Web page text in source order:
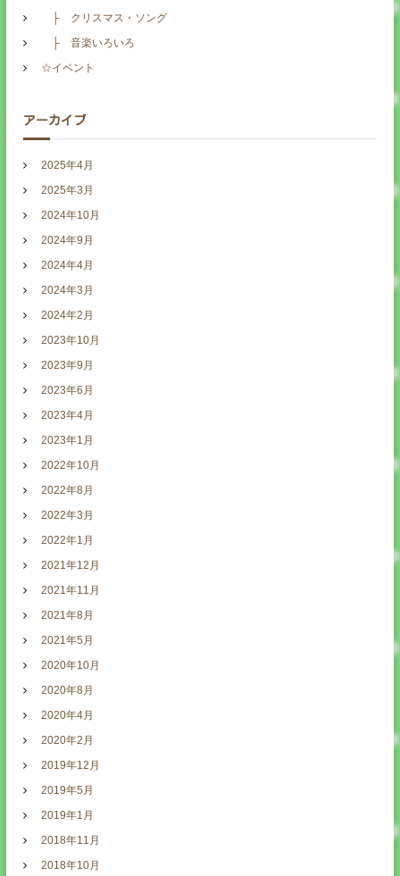
├ クリスマス・ソング
├ 音楽いろいろ
☆イベント
アーカイブ
2025年4月
2025年3月
2024年10月
2024年9月
2024年4月
2024年3月
2024年2月
2023年10月
2023年9月
2023年6月
2023年4月
2023年1月
2022年10月
2022年8月
2022年3月
2022年1月
2021年12月
2021年11月
2021年8月
2021年5月
2020年10月
2020年8月
2020年4月
2020年2月
2019年12月
2019年5月
2019年1月
2018年11月
2018年10月